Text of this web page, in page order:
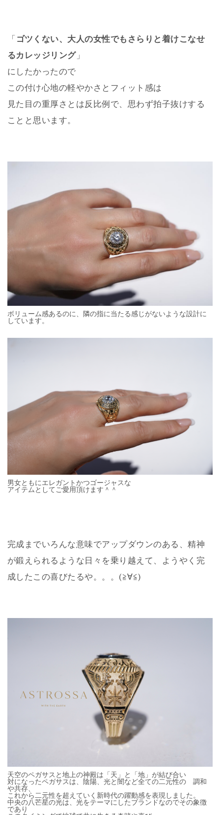
「 ゴツくない、大人の女性でもさらりと着けこなせ
るカレッジリング」
にしたかったので
この付け心地の軽やかさとフィット感は
見た目の重厚さとは反比例で、思わず拍子抜けする
ことと思います。
ボリューム感あるのに、隣の指に当たる感じがないような設計に
しています。
男女ともにエレガントかつゴージャスな
アイテムとしてご愛用頂けます＾＾
完成までいろんな意味でアップダウンのある、精神
が鍛えられるような日々を乗り越えて、ようやく完
成したこの喜びたるや。。。(≧∀≦)
天空のペガサスと地上の神殿は「天」と「地」が結び合い
対になったペガサスは、陰陽、光と闇など全ての二元性の 調和
や共存、
これから二元性を超えていく新時代の躍動感を表現しました。
中央の八芒星の光は、光をテーマにしたブランドなのでその象徴
であり